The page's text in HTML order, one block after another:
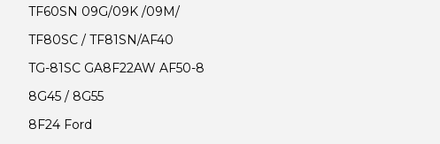
TF60SN 09G/09K /09M/
TF80SC / TF81SN/AF40
TG-81SC GA8F22AW AF50-8
8G45 / 8G55
8F24 Ford